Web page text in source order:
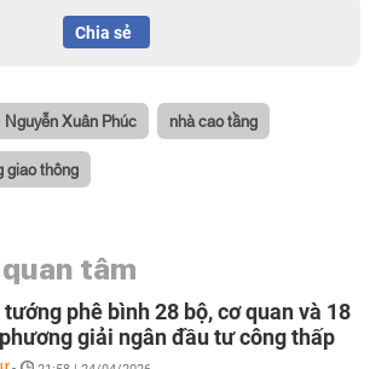
Chia sẻ
Nguyễn Xuân Phúc nhà cao tầng
giao thông
tâm
tướng phê bình 28 bộ, cơ quan và 18
giải ngân đầu tư công thấp